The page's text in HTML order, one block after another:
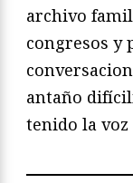
archivo
congresos y
antaño
tenido la voz